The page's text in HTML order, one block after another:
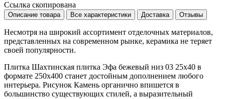
Ссылка скопирована
Описание товара Все характеристики Доставка Отзывы
Несмотря на широкий ассортимент отделочных материалов,
представленных на современном рынке, керамика не теряет
своей популярности.
Плитка Шахтинская плитка Эфа бежевый низ 03 25х40 в
формате 250x400 станет достойным дополнением любого
интерьера. Рисунок Камень органично впишется в
большинство существующих стилей, а выразительный